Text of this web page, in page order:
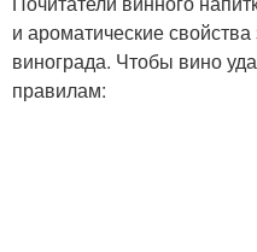
и ароматические свойства
винограда. Чтобы вино
правилам: